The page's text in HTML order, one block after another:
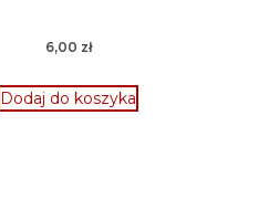
6,00 zł
Dodaj do koszyka